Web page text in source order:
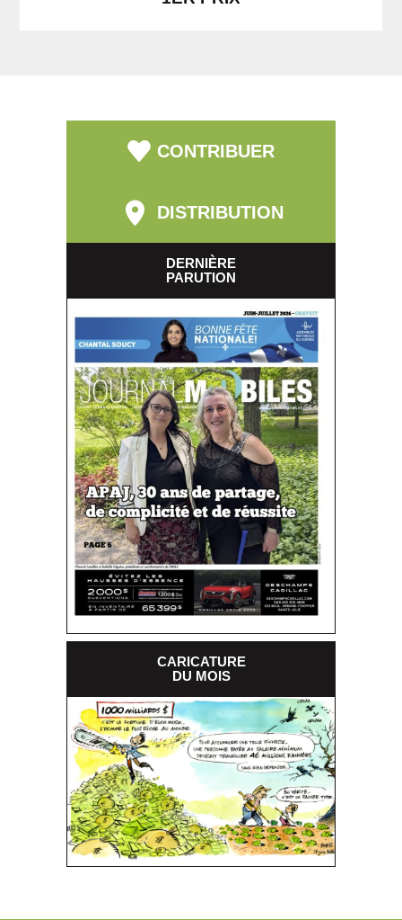
CONTRIBUER
DISTRIBUTION
DERNIÈRE
PARUTION
CARICATURE
DU MOIS